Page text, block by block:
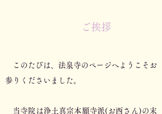
ご挨拶
このたびは、法泉寺のページへようこそお
参りくださいました。
当寺院は浄土真宗本願寺派(お西さん)の末